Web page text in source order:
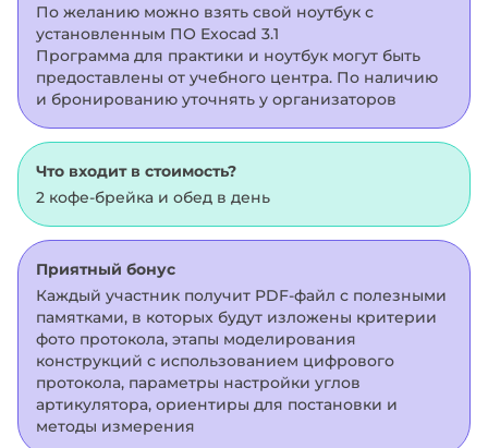
По желанию можно взять свой ноутбук с
установленным ПО Exocad 3.1
Программа для практики и ноутбук могут быть
предоставлены от учебного центра. По наличию
и бронированию уточнять у организаторов
Что входит в стоимость?
2 кофе-брейка и обед в день
Приятный бонус
Каждый участник получит PDF-файл с полезными
памятками, в которых будут изложены критерии
фото протокола, этапы моделирования
конструкций с использованием цифрового
протокола, параметры настройки углов
артикулятора, ориентиры для постановки и
методы измерения